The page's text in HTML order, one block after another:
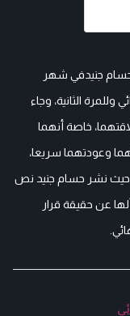
حسام جنيدفي شهر
الثانية، وجاء
خاصة أنهما
وعودتهما سريعا،
حيث نشر حسام جنيد نص
عن حقيقة قرار